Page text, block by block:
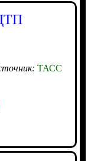
ТАСС